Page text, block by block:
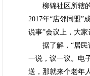
柳锦社区所辖的
2017年“店邻同盟”
说事”会议上，大
据了解，“居民说
一说，议一议。电
送，那就来个老年